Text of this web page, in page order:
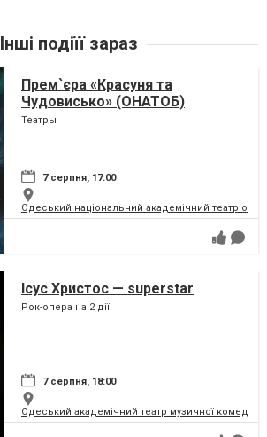
Інші подіїї зараз
Прем`єра «Красуня та
Чудовисько» (ОНАТОБ)
Театры
7 серпня, 17:00
Одеський національний академічний театр
Ісус Христос — superstar
Рок-опера на 2 дії
7 серпня, 18:00
Одеський академічний театр музичної комедії